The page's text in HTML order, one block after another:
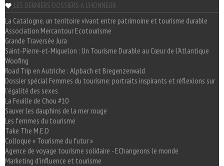
LES DERNIERS DOSSIERS A L'HONNEUR
La Catalogne, un territoire vivant entre patrimoine et tourisme durable
Association Mercantour Ecotourisme
Grande Traversée Jura
Saint-Pierre-et-Miquelon : Un Tourisme Durable au Cœur de l'Atlantique
Woofing
Road Trip en Autriche : Alpbach et Bregenzerwald
Dossier spécial Femmes du tourisme: portraits inspirants et réflexions sur
l'égalité des sexes
La Feuille de Chou #10
Sauver les dauphins de la mer rouge
Les femmes du tourisme
Take The M.E.D
Colloque « Tourisme du futur »
Agence de voyage tourisme solidaire - EChangeons le monde
Marketing d'influence et tourisme